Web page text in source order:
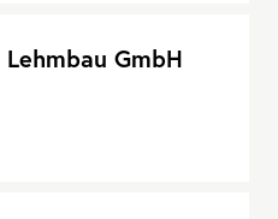
GmbH